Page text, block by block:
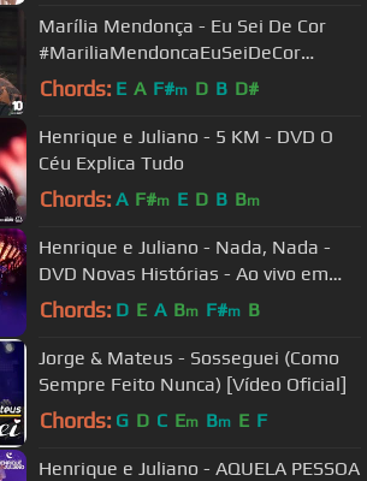
Marília Mendonça - Eu Sei De Cor
#MariliaMendoncaEuSeiDeCor
(Agora é que são elas)
Chords: E A F#m D B D#
Henrique e Juliano - 5 KM - DVD O
Céu Explica Tudo
Chords: A F#m E D B Bm
Henrique e Juliano - Nada, Nada -
DVD Novas Histórias - Ao vivo em
Recife
Chords: D E A Bm F#m B
Jorge & Mateus - Sosseguei (Como
Sempre Feito Nunca) [Vídeo Oficial]
Chords: G D C Em Bm E F
Henrique e Juliano - AQUELA PESSOA